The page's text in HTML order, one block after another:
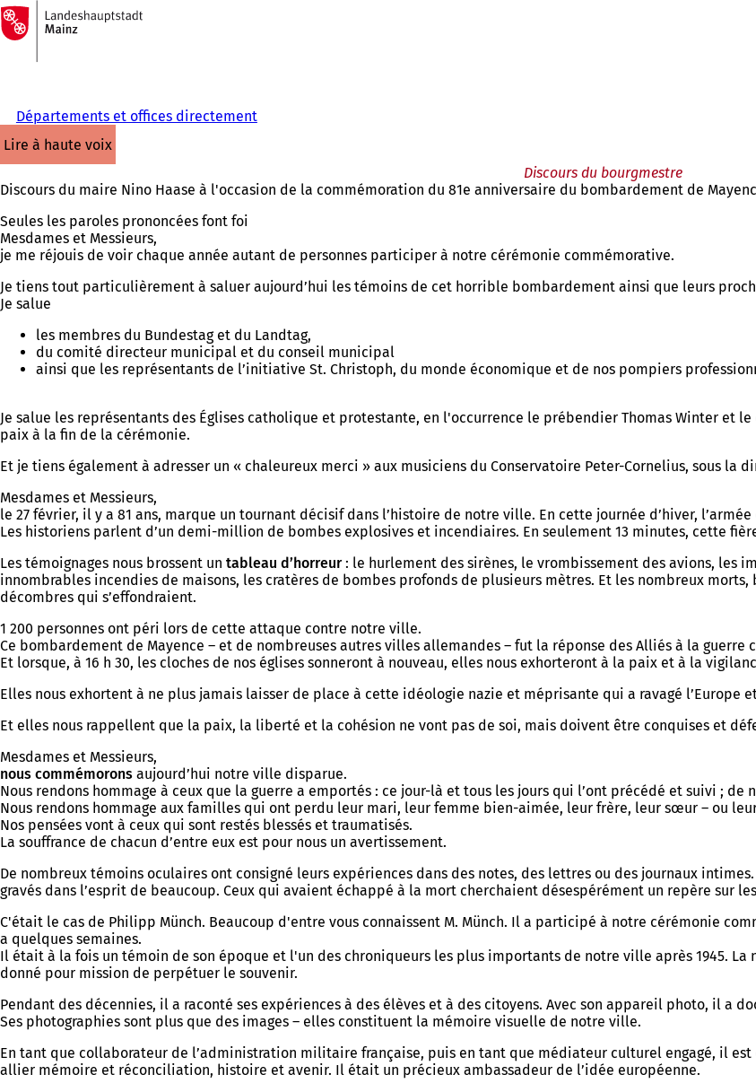
Accéder au contenu
Vers
la
page
d'accueil
Départements et offices directement
lire à haute voix
Discours du bourgmestre
Discours du maire Nino Haase à l'occasion de la commémoration du 81e anniversaire du bombardement de
Seules les paroles prononcées font foi
Mesdames et Messieurs,
je me réjouis de voir chaque année autant de personnes participer à notre cérémonie commémorative.
Je tiens tout particulièrement à saluer aujourd’hui les témoins de cet horrible bombardement ainsi que leurs
Je salue
les membres du Bundestag et du Landtag,
du comité directeur municipal et du conseil municipal
ainsi que les représentants de l’initiative St. Christoph, du monde économique et de nos pompiers
Je salue les représentants des Églises catholique et protestante, en l'occurrence le prébendier Thomas Winter et
paix à la fin de la cérémonie.
Et je tiens également à adresser un « chaleureux merci » aux musiciens du Conservatoire Peter-Cornelius, sous la
Mesdames et Messieurs,
le 27 février, il y a 81 ans, marque un tournant décisif dans l’histoire de notre ville. En cette journée d’hiver,
Les historiens parlent d’un demi-million de bombes explosives et incendiaires. En seulement 13 minutes, cette
Les témoignages nous brossent un tableau d’horreur: le hurlement des sirènes, le vrombissement des avions, les
innombrables incendies de maisons, les cratères de bombes profonds de plusieurs mètres. Et les nombreux
décombres qui s’effondraient.
1 200 personnes ont péri lors de cette attaque contre notre ville.
Ce bombardement de Mayence – et de nombreuses autres villes allemandes – fut la réponse des Alliés à la
Et lorsque, à 16 h 30, les cloches de nos églises sonneront à nouveau, elles nous exhorteront à la paix et à la
Elles nous exhortent à ne plus jamais laisser de place à cette idéologie nazie et méprisante qui a ravagé l’Europe
Et elles nous rappellent que la paix, la liberté et la cohésion ne vont pas de soi, mais doivent être conquises et
Mesdames et Messieurs,
nous commémorons aujourd’hui notre ville disparue.
Nous rendons hommage à ceux que la guerre a emportés : ce jour-là et tous les jours qui l’ont précédé et suivi ;
Nous rendons hommage aux familles qui ont perdu leur mari, leur femme bien-aimée, leur frère, leur sœur – ou
Nos pensées vont à ceux qui sont restés blessés et traumatisés.
La souffrance de chacun d’entre eux est pour nous un avertissement.
De nombreux témoins oculaires ont consigné leurs expériences dans des notes, des lettres ou des journaux
gravés dans l’esprit de beaucoup. Ceux qui avaient échappé à la mort cherchaient désespérément un repère sur
C'était le cas de Philipp Münch. Beaucoup d'entre vous connaissent M. Münch. Il a participé à notre cérémonie
a quelques semaines.
Il était à la fois un témoin de son époque et l'un des chroniqueurs les plus importants de notre ville après 1945.
donné pour mission de perpétuer le souvenir.
Pendant des décennies, il a raconté ses expériences à des élèves et à des citoyens. Avec son appareil photo, il a
Ses photographies sont plus que des images – elles constituent la mémoire visuelle de notre ville.
En tant que collaborateur de l’administration militaire française, puis en tant que médiateur culturel engagé, il
allier mémoire et réconciliation, histoire et avenir. Il était un précieux ambassadeur de l’idée européenne.